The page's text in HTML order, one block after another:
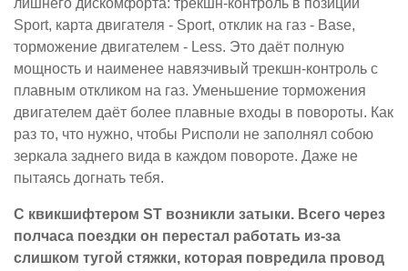
лишнего дискомфорта: трекшн-контроль в позиции
Sport, карта двигателя - Sport, отклик на газ - Base,
торможение двигателем - Less. Это даёт полную
мощность и наименее навязчивый трекшн-контроль с
плавным откликом на газ. Уменьшение торможения
двигателем даёт более плавные входы в повороты. Как
раз то, что нужно, чтобы Рисполи не заполнял собою
зеркала заднего вида в каждом повороте. Даже не
пытаясь догнать тебя.
С квикшифтером ST возникли затыки. Всего через
полчаса поездки он перестал работать из-за
слишком тугой стяжки, которая повредила провод